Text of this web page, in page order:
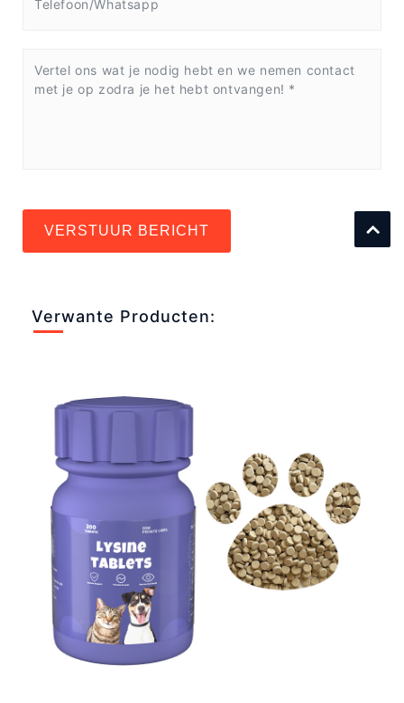
VERSTUUR BERICHT
Verwante Producten: